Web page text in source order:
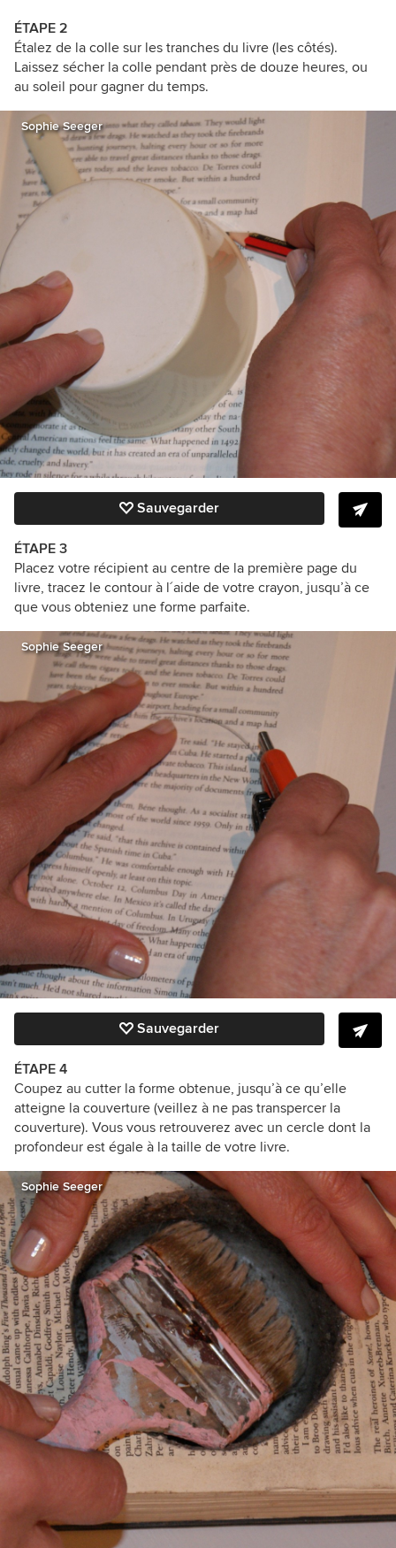
ÉTAPE 2
Étalez de la colle sur les tranches du livre (les côtés).
Laissez sécher la colle pendant près de douze heures, ou
au soleil pour gagner du temps.
Sophie Seeger
Sauvegarder
ÉTAPE 3
Placez votre récipient au centre de la première page du
livre, tracez le contour à l´aide de votre crayon, jusqu’à ce
que vous obteniez une forme parfaite.
Sophie Seeger
Sauvegarder
ÉTAPE 4
Coupez au cutter la forme obtenue, jusqu’à ce qu’elle
atteigne la couverture (veillez à ne pas transpercer la
couverture). Vous vous retrouverez avec un cercle dont la
profondeur est égale à la taille de votre livre.
Sophie Seeger